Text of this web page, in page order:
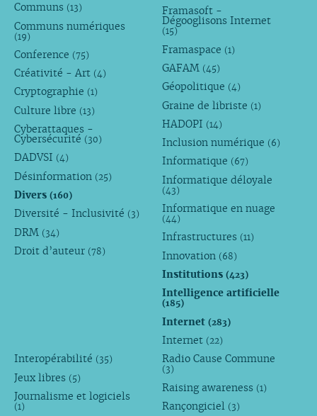
Communs (13)
Communs numériques
(19)
Conference (75)
Créativité - Art (4)
Cryptographie (1)
Culture libre (13)
Cyberattaques -
Cybersécurité (30)
DADVSI (4)
Désinformation (25)
Divers (160)
Diversité - Inclusivité (3)
DRM (34)
Droit d’auteur (78)
Framasoft -
Dégooglisons Internet
(15)
Framaspace (1)
GAFAM (45)
Géopolitique (4)
Graine de libriste (1)
HADOPI (14)
Inclusion numérique (6)
Informatique (67)
Informatique déloyale
(43)
Informatique en nuage
(44)
Infrastructures (11)
Innovation (68)
Institutions(423)
Intelligence artificielle
(185)
Internet(283)
Internet (22)
Interopérabilité (35)
Jeux libres (5)
Journalisme et logiciels
(1)
Radio Cause Commune
(3)
Raising awareness (1)
Rançongiciel (3)